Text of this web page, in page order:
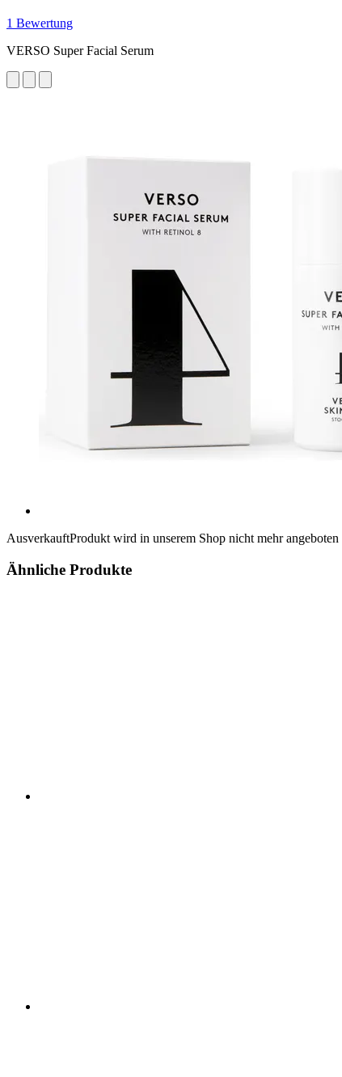
1 Bewertung
VERSO Super Facial Serum
AusverkauftProdukt wird in unserem Shop nicht mehr angeboten
Ähnliche Produkte